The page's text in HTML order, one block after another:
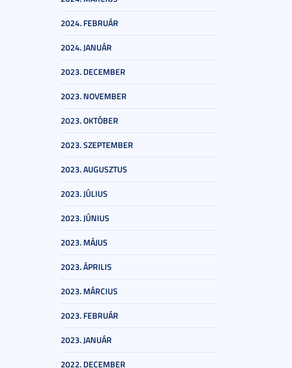
2024. FEBRUÁR
2024. JANUÁR
2023. DECEMBER
2023. NOVEMBER
2023. OKTÓBER
2023. SZEPTEMBER
2023. AUGUSZTUS
2023. JÚLIUS
2023. JÚNIUS
2023. MÁJUS
2023. ÁPRILIS
2023. MÁRCIUS
2023. FEBRUÁR
2023. JANUÁR
2022. DECEMBER